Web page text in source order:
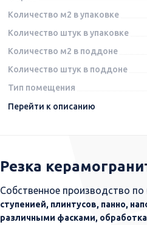
Количество м2 в упаковке
Количество штук в упаковке
Количество м2 в поддоне
Количество штук в поддоне
Тип помещения
Перейти к описанию
Резка
Собственное производство
ступенией, плинтусов, панно,
различными фасками,